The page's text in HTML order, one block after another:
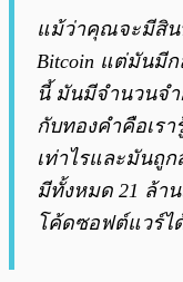
แม้ว่าคุณจะมีสิน
Bitcoin แต่มันมีก
นี้ มันมีจำนวนจำ
กับทองคำคือเร
เท่าไรและมันถูก
มีทั้งหมด 21 ล้า
โค้ดซอฟต์แวร์ไ